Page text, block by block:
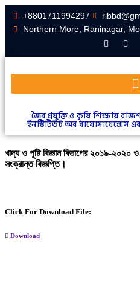
+8801711994297
Northern More, Raninagar,
জৈব প্রযুক্তি ও কৃষি শিক্ষায়
ইনস্টিটিউট অব বায়োসায়েন্সেস
খাদ্য ও পুষ্টি বিজ্ঞান বিভাগের ২০১৯-
সংক্রান্ত বিজ্ঞপ্তি।
Click For Download File:
Download